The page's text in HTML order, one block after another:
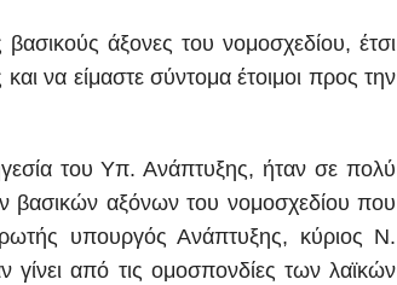
άξονες του νομοσχεδίου, έτσι
να είμαστε σύντομα έτοιμοι προς την
του Υπ. Ανάπτυξης, ήταν σε πολύ
βασικών αξόνων του νομοσχεδίου που
υπουργός Ανάπτυξης, κύριος Ν.
από τις ομοσπονδίες των λαϊκών